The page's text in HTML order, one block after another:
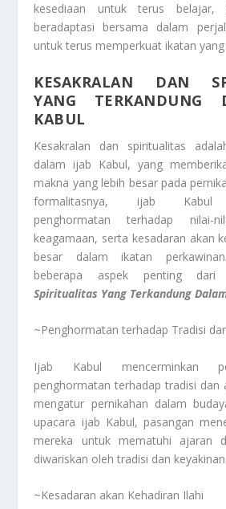
kesediaan untuk terus belajar,
beradaptasi bersama dalam
untuk terus memperkuat ikatan
KESAKRALAN DAN
YANG TERKANDUNG
KABUL
Kesakralan dan spiritualitas
dalam ijab Kabul, yang
makna yang lebih besar pada
formalitasnya, ijab Kabul
penghormatan terhadap nilai-
keagamaan, serta kesadaran akan
besar dalam ikatan
beberapa aspek penting dari
Spiritualitas Yang Terkandung
~Penghormatan terhadap Tradisi
Ijab Kabul mencerminkan
penghormatan terhadap tradisi dan
mengatur pernikahan dalam
upacara ijab Kabul, pasangan
mereka untuk mematuhi ajaran
diwariskan oleh tradisi dan
~Kesadaran akan Kehadiran Ilahi